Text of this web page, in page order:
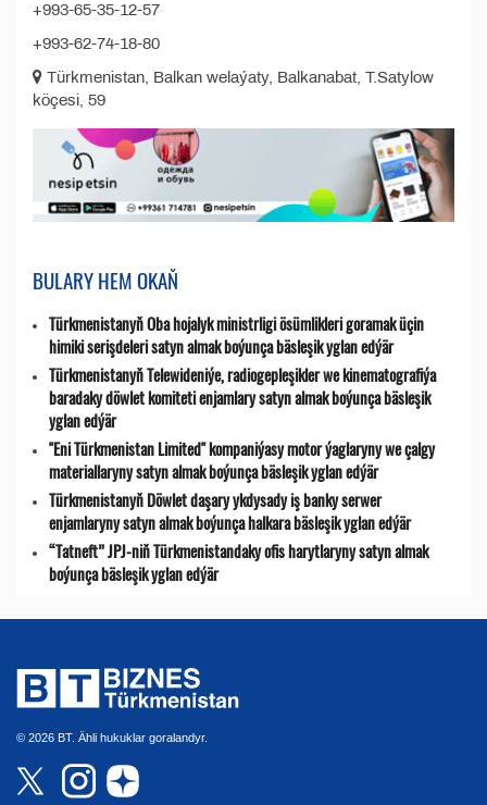
+993-65-35-12-57
+993-62-74-18-80
Türkmenistan, Balkan welaýaty, Balkanabat, T.Satylow
köçesi, 59
BULARY HEM OKAŇ
Türkmenistanyň Oba hojalyk ministrligi ösümlikleri goramak üçin
himiki serişdeleri satyn almak boýunça bäsleşik yglan edýär
Türkmenistanyň Telewideniýe, radio­gepleşikler we kinematografiýa
baradaky döwlet komiteti enjamlary satyn almak boýunça bäsleşik
yglan edýär
"Eni Türkmenistan Limited" kompaniýasy motor ýaglaryny we çalgy
materiallaryny satyn almak boýunça bäsleşik yglan edýär
Türkmenistanyň Döwlet daşary ykdysady iş banky serwer
enjamlaryny satyn almak boýunça halkara bäsleşik yglan edýär
“Tatneft” JPJ-niň Türkmenistandaky ofis harytlaryny satyn almak
boýunça bäsleşik yglan edýär
© 2026 BT. Ähli hukuklar goralandyr.